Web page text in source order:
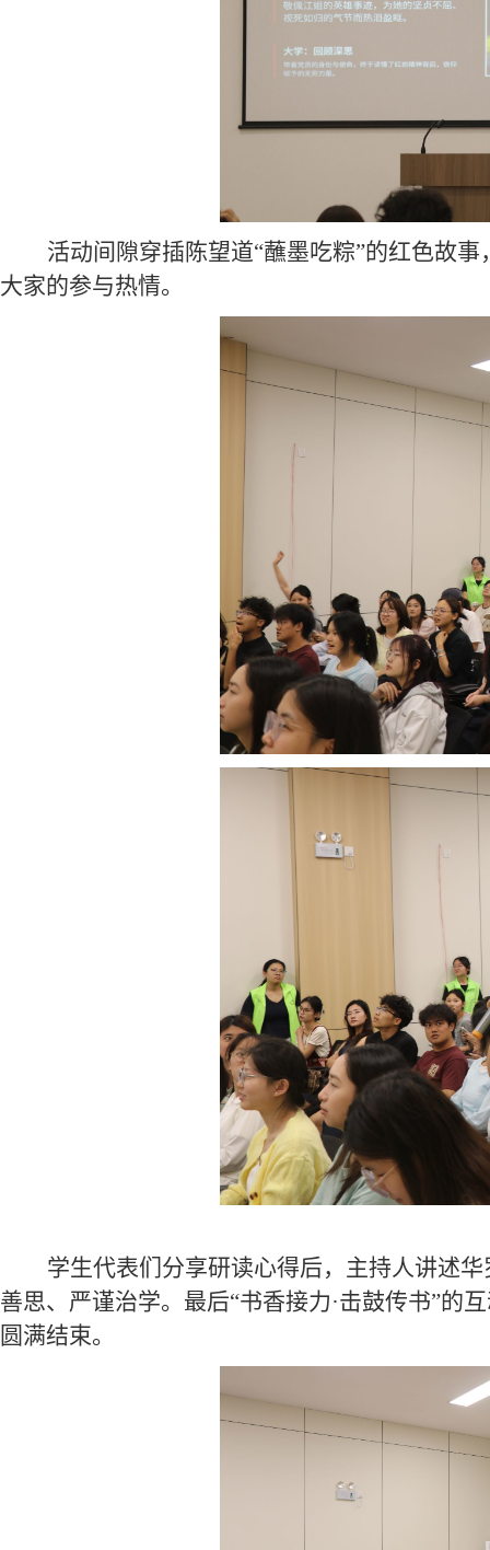
活动间隙穿插陈望道“蘸墨吃粽”的红色故事
大家的参与热情。
学生代表们分享研读心得后，主持人讲述华
善思、严谨治学。 最后“书香接力·击鼓传书”的
圆满结束。